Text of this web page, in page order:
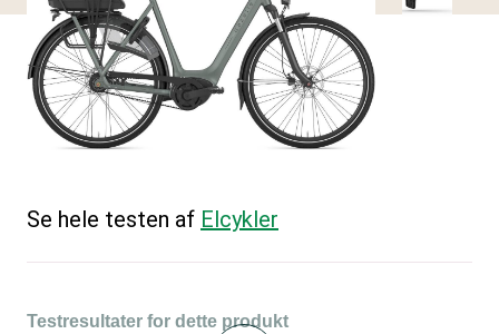
Se hele testen af Elcykler
Testresultater for dette produkt